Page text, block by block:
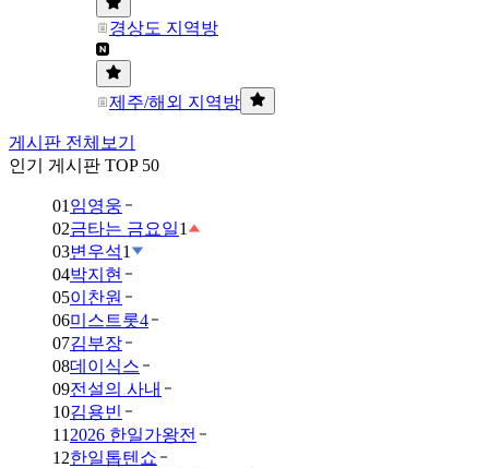
경상도 지역방
제주/해외 지역방
게시판 전체보기
인기 게시판 TOP 50
01 임영웅
02금타는 금요일1
03변우석1
04박지현
05이찬원
06미스트롯4
07김부장
08데이식스
09전설의 사내
10김용빈
11 2026 한일가왕전
12한일톱텐쇼